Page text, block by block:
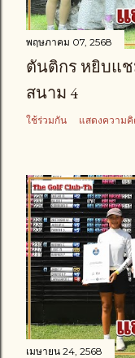
พฤษภาคม 07, 2568
ตันติกร หยิบแช
สนาม 4
ใช้ร่วมกัน แสดงความคิ
เมษายน 24, 2568